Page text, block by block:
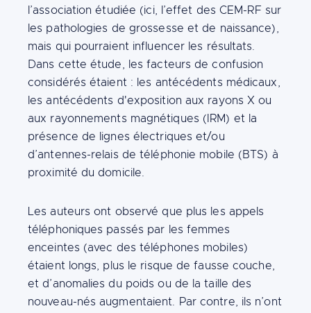
l’association étudiée (ici, l’effet des CEM-RF sur
les pathologies de grossesse et de naissance),
mais qui pourraient influencer les résultats.
Dans cette étude, les facteurs de confusion
considérés étaient : les antécédents médicaux,
les antécédents d'exposition aux rayons X ou
aux rayonnements magnétiques (IRM) et la
présence de lignes électriques et/ou
d’antennes-relais de téléphonie mobile (BTS) à
proximité du domicile.
Les auteurs ont observé que plus les appels
téléphoniques passés par les femmes
enceintes (avec des téléphones mobiles)
étaient longs, plus le risque de fausse couche,
et d’anomalies du poids ou de la taille des
nouveau-nés augmentaient. Par contre, ils n’ont